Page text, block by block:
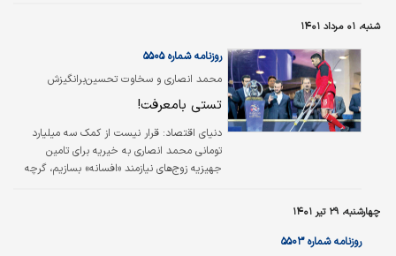
شنبه، ۰۱ مرداد ۱۴۰۱
محمد انصاری و سخاوت تحسین‌برانگیزش
روزنامه شماره ۵۵۰۵
تستی بامعرفت!
دنياي اقتصاد: قرار نیست از کمک سه میلیارد
تومانی محمد انصاری به خیریه برای تامین
جهیزیه زوج‌های نیازمند «افسانه» بسازیم، گرچه
چهارشنبه، ۲۹ تیر ۱۴۰۱
روزنامه شماره ۵۵۰۳